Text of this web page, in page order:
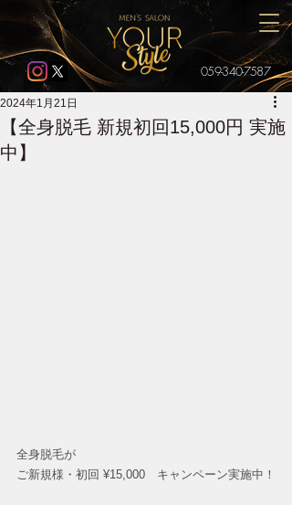
059-340-7587
【全身脱毛 新規初回15,000円 実施
中】
2024年1月21日
全身脱毛が
ご新規様・初回 ¥15,000　キャンペーン実施中！